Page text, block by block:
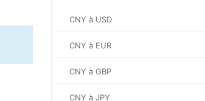
CNY à USD
CNY à EUR
CNY à GBP
CNY à JPY